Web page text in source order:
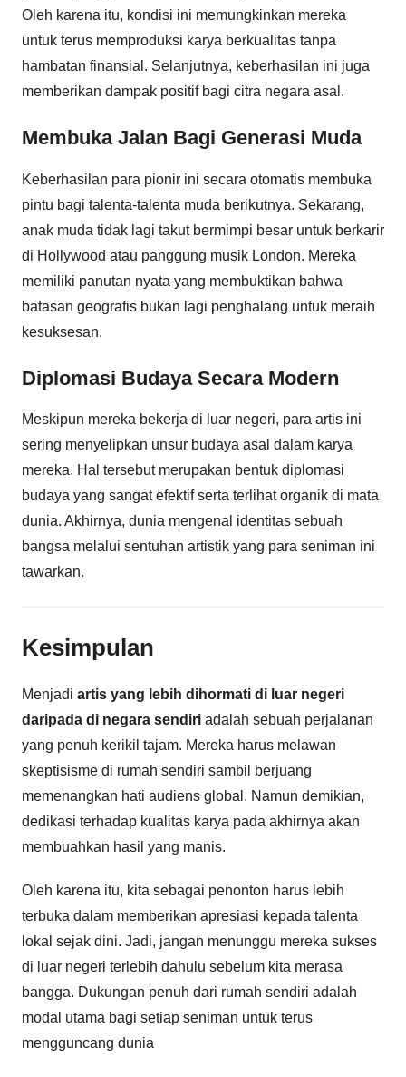
Oleh karena itu, kondisi ini memungkinkan mereka
untuk terus memproduksi karya berkualitas tanpa
hambatan finansial. Selanjutnya, keberhasilan ini juga
memberikan dampak positif bagi citra negara asal.
Membuka Jalan Bagi Generasi Muda
Keberhasilan para pionir ini secara otomatis membuka
pintu bagi talenta-talenta muda berikutnya. Sekarang,
anak muda tidak lagi takut bermimpi besar untuk berkarir
di Hollywood atau panggung musik London. Mereka
memiliki panutan nyata yang membuktikan bahwa
batasan geografis bukan lagi penghalang untuk meraih
kesuksesan.
Diplomasi Budaya Secara Modern
Meskipun mereka bekerja di luar negeri, para artis ini
sering menyelipkan unsur budaya asal dalam karya
mereka. Hal tersebut merupakan bentuk diplomasi
budaya yang sangat efektif serta terlihat organik di mata
dunia. Akhirnya, dunia mengenal identitas sebuah
bangsa melalui sentuhan artistik yang para seniman ini
tawarkan.
Kesimpulan
Menjadi artis yang lebih dihormati di luar negeri
daripada di negara sendiri adalah sebuah perjalanan
yang penuh kerikil tajam. Mereka harus melawan
skeptisisme di rumah sendiri sambil berjuang
memenangkan hati audiens global. Namun demikian,
dedikasi terhadap kualitas karya pada akhirnya akan
membuahkan hasil yang manis.
Oleh karena itu, kita sebagai penonton harus lebih
terbuka dalam memberikan apresiasi kepada talenta
lokal sejak dini. Jadi, jangan menunggu mereka sukses
di luar negeri terlebih dahulu sebelum kita merasa
bangga. Dukungan penuh dari rumah sendiri adalah
modal utama bagi setiap seniman untuk terus
mengguncang dunia